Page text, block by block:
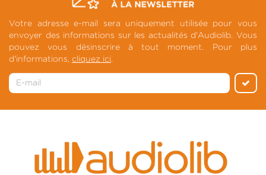
Votre adresse e-mail sera uniquement utilisée pour vous
envoyer des informations sur les actualités d'Audiolib. Vous
pouvez vous désinscrire à tout moment. Pour plus
d'informations, cliquez ici.